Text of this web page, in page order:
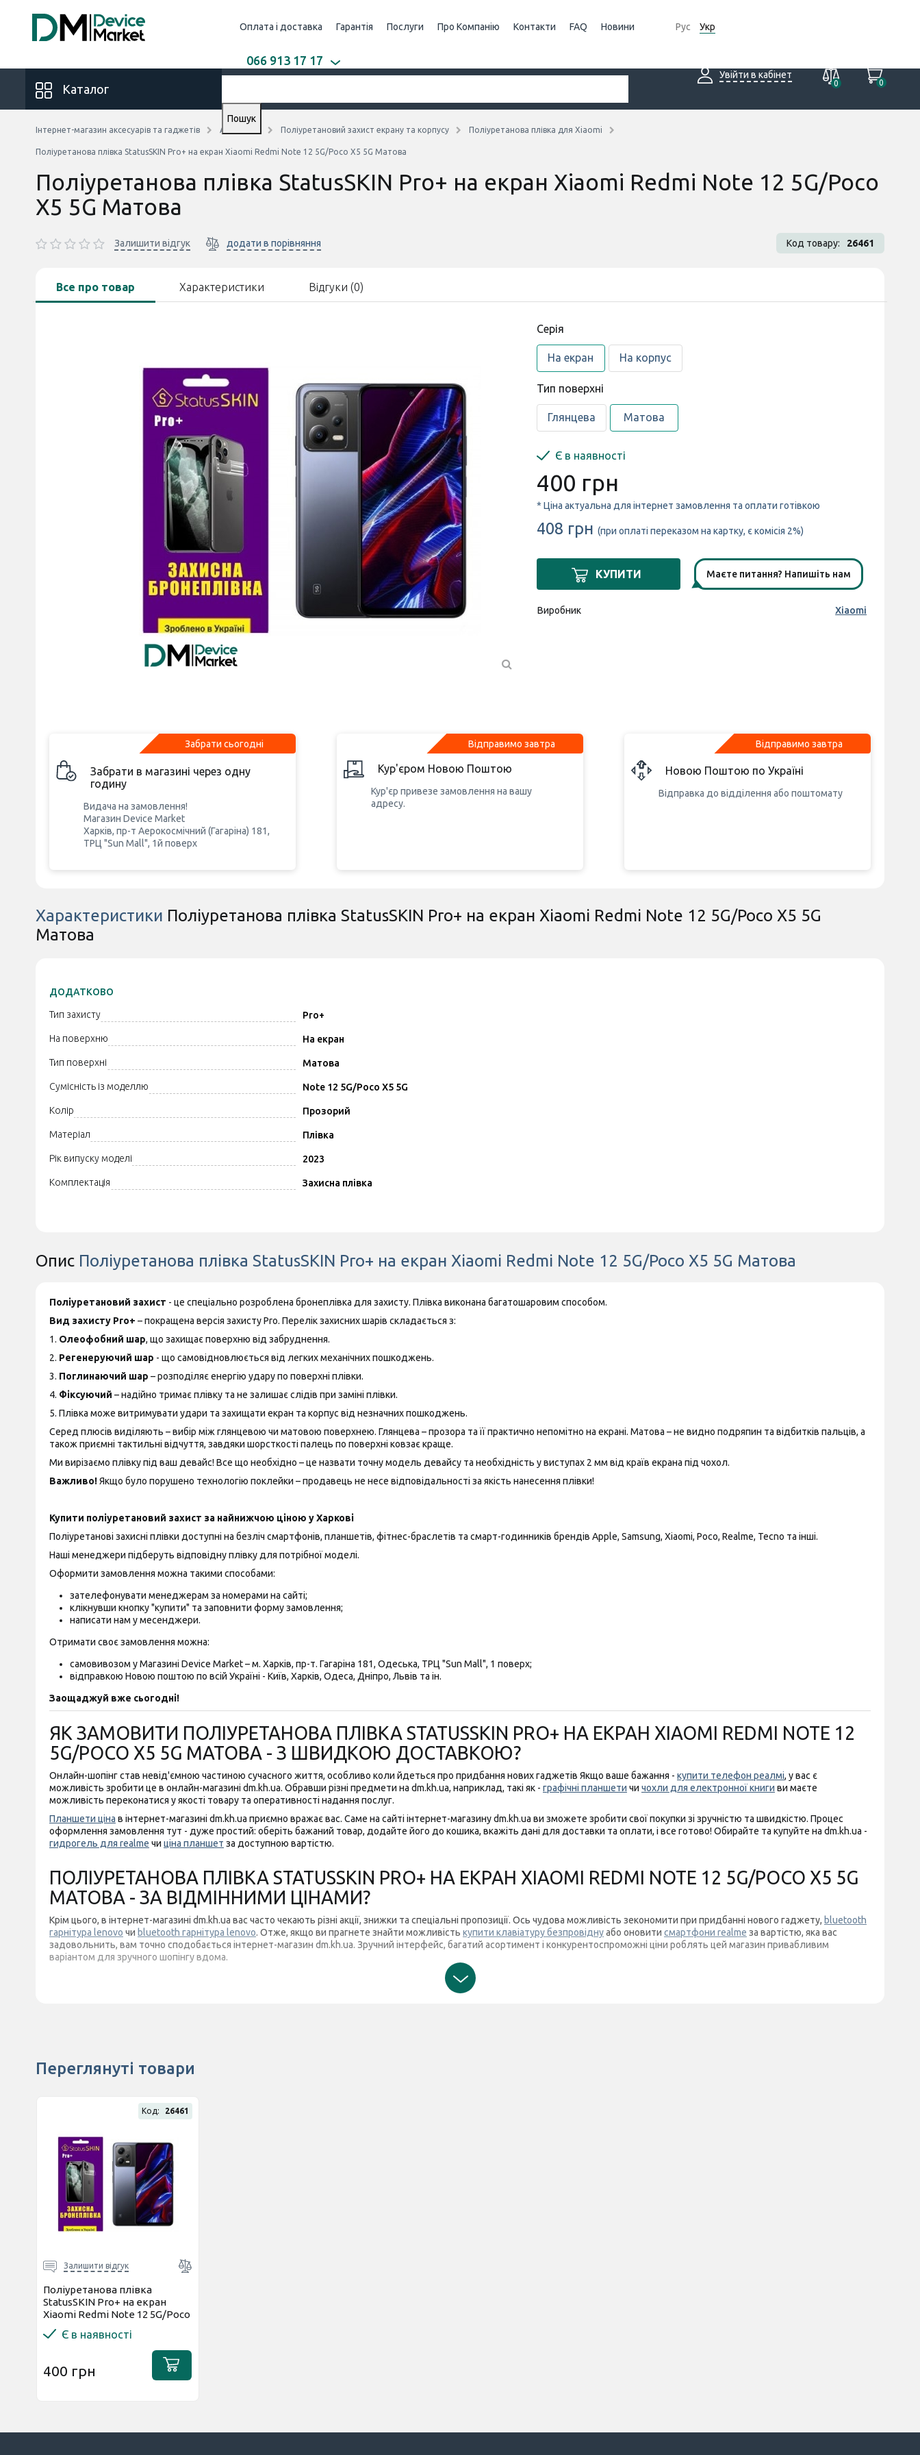
Рус Укр
Оплата і доставка Гарантія Послуги Про Компанію Контакти FAQ Новини
066 913 17 17
Увійти в кабінет
0
0
Каталог
Пошук
Інтернет-магазин аксесуарів та гаджетів Аксесуари Поліуретановий захист екрану та корпусу Поліуретанова плівка для Xiaomi
Поліуретанова плівка StatusSKIN Pro+ на екран Xiaomi Redmi Note 12 5G/Poco X5 5G Матова
Поліуретанова плівка StatusSKIN Pro+ на екран Xiaomi Redmi Note 12 5G/Poco
X5 5G Матова
Залишити відгук додати в порівняння Код товару: 26461
Все про товар Характеристики Відгуки (0)
Серія
На екран На корпус
Тип поверхні
Глянцева Матова
Є в наявності
400 грн
* Ціна актуальна для інтернет замовлення та оплати готівкою
408 грн (при оплаті переказом на картку, є комісія 2%)
КУПИТИ Маєте питання? Напишіть нам
Виробник Xiaomi
Забрати сьогодні
Забрати в магазині через одну
годину
Видача на замовлення!
Магазин Device Market
Харків, пр-т Аерокосмічний (Гагаріна) 181,
ТРЦ "Sun Mall", 1й поверх
Відправимо завтра
Кур'єром Новою Поштою
Кур'єр привезе замовлення на вашу
адресу.
Відправимо завтра
Новою Поштою по Україні
Відправка до відділення або поштомату
Характеристики Поліуретанова плівка StatusSKIN Pro+ на екран Xiaomi Redmi Note 12 5G/Poco X5 5G
Матова
ДОДАТКОВО
Тип захисту Pro+
На поверхню На екран
Тип поверхні Матова
Сумісність із моделлю Note 12 5G/Poco X5 5G
Колір Прозорий
Матеріал Плівка
Рік випуску моделі 2023
Комплектація Захисна плівка
Опис Поліуретанова плівка StatusSKIN Pro+ на екран Xiaomi Redmi Note 12 5G/Poco X5 5G Матова
Поліуретановий захист - це спеціально розроблена бронеплівка для захисту. Плівка виконана багатошаровим способом.
Вид захисту Pro+ – покращена версія захисту Pro. Перелік захисних шарів складається з:
1. Олеофобний шар, що захищає поверхню від забруднення.
2. Регенеруючий шар - що самовідновлюється від легких механічних пошкоджень.
3. Поглинаючий шар – розподіляє енергію удару по поверхні плівки.
4. Фіксуючий – надійно тримає плівку та не залишає слідів при заміні плівки.
5. Плівка може витримувати удари та захищати екран та корпус від незначних пошкоджень.
Серед плюсів виділяють – вибір між глянцевою чи матовою поверхнею. Глянцева – прозора та її практично непомітно на екрані. Матова – не видно подряпин та відбитків пальців, а
також приємні тактильні відчуття, завдяки шорсткості палець по поверхні ковзає краще.
Ми вирізаємо плівку під ваш девайс! Все що необхідно – це назвати точну модель девайсу та необхідність у виступах 2 мм від країв екрана під чохол.
Важливо!Якщо було порушено технологію поклейки – продавець не несе відповідальності за якість нанесення плівки!
Купити поліуретановий захист за найнижчою ціною у Харкові
Поліуретанові захисні плівки доступні на безліч смартфонів, планшетів, фітнес-браслетів та смарт-годинників брендів Apple, Samsung, Xiaomi, Poco, Realme, Tecno та інші.
Наші менеджери підберуть відповідну плівку для потрібної моделі.
Оформити замовлення можна такими способами:
зателефонувати менеджерам за номерами на сайті;
клікнувши кнопку "купити" та заповнити форму замовлення;
написати нам у месенджери.
Отримати своє замовлення можна:
самовивозом у Магазині Device Market – м. Харків, пр-т. Гагаріна 181, Одеська, ТРЦ "Sun Mall", 1 поверх;
відправкою Новою поштою по всій Україні - Київ, Харків, Одеса, Дніпро, Львів та ін.
Заощаджуй вже сьогодні!
ЯК ЗАМОВИТИ ПОЛІУРЕТАНОВА ПЛІВКА STATUSSKIN PRO+ НА ЕКРАН XIAOMI REDMI NOTE 12
5G/POCO X5 5G МАТОВА - З ШВИДКОЮ ДОСТАВКОЮ?
Онлайн-шопінг став невід'ємною частиною сучасного життя, особливо коли йдеться про придбання нових гаджетів Якщо ваше бажання - купити телефон реалмі, у вас є
можливість зробити це в онлайн-магазині dm.kh.ua. Обравши різні предмети на dm.kh.ua, наприклад, такі як - графічні планшети чи чохли для електронної книги ви маєте
можливість переконатися у якості товару та оперативності надання послуг.
Планшети ціна в інтернет-магазині dm.kh.ua приємно вражає вас. Саме на сайті інтернет-магазину dm.kh.ua ви зможете зробити свої покупки зі зручністю та швидкістю. Процес
оформлення замовлення тут - дуже простий: оберіть бажаний товар, додайте його до кошика, вкажіть дані для доставки та оплати, і все готово! Обирайте та купуйте на dm.kh.ua -
гидрогель для realme чи ціна планшет за доступною вартістю.
ПОЛІУРЕТАНОВА ПЛІВКА STATUSSKIN PRO+ НА ЕКРАН XIAOMI REDMI NOTE 12 5G/POCO X5 5G
МАТОВА - ЗА ВІДМІННИМИ ЦІНАМИ?
Крім цього, в інтернет-магазині dm.kh.ua вас часто чекають різні акції, знижки та спеціальні пропозиції. Ось чудова можливість зекономити при придбанні нового гаджету, bluetooth
гарнітура lenovo чи bluetooth гарнітура lenovo. Отже, якщо ви прагнете знайти можливість купити клавіатуру безпровіднуабо оновити смартфони realme за вартістю, яка вас
задовольнить, вам точно сподобається інтернет-магазин dm.kh.ua. Зручний інтерфейс, багатий асортимент і конкурентоспроможні ціни роблять цей магазин привабливим
варіантом для зручного шопінгу вдома.
Переглянуті товари
Код: 26461
Залишити відгук
Поліуретанова плівка
StatusSKIN Pro+ на екран
Xiaomi Redmi Note 12 5G/Poco
X5 5G Матова
Є в наявності
400 грн